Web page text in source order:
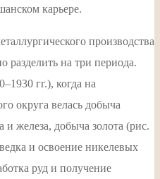
карьере.
производства
разделить на три периода.
гг.), когда на
округа велась добыча
железа, добыча золота (рис.
и освоение никелевых
руд и получение